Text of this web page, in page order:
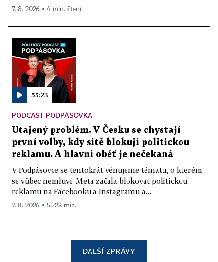
7. 8. 2026 ▪ 4 min. čtení
55:23
PODCAST PODPÁSOVKA
Utajený problém. V Česku se chystají
první volby, kdy sítě blokují politickou
reklamu. A hlavní oběť je nečekaná
V Podpásovce se tentokrát věnujeme tématu, o kterém
se vůbec nemluví. Meta začala blokovat politickou
reklamu na Facebooku a Instagramu a...
7. 8. 2026 ▪ 55:23 min.
DALŠÍ ZPRÁVY